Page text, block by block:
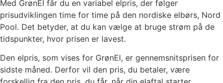
Med GrønEl får du en variabel elpris, der følger
prisudviklingen time for time på den nordiske elbørs, Nord
Pool. Det betyder, at du kan vælge at bruge strøm på de
tidspunkter, hvor prisen er lavest.
Den elpris, som vises for GrønEl, er gennemsnitsprisen for
sidste måned. Derfor vil den pris, du betaler, være